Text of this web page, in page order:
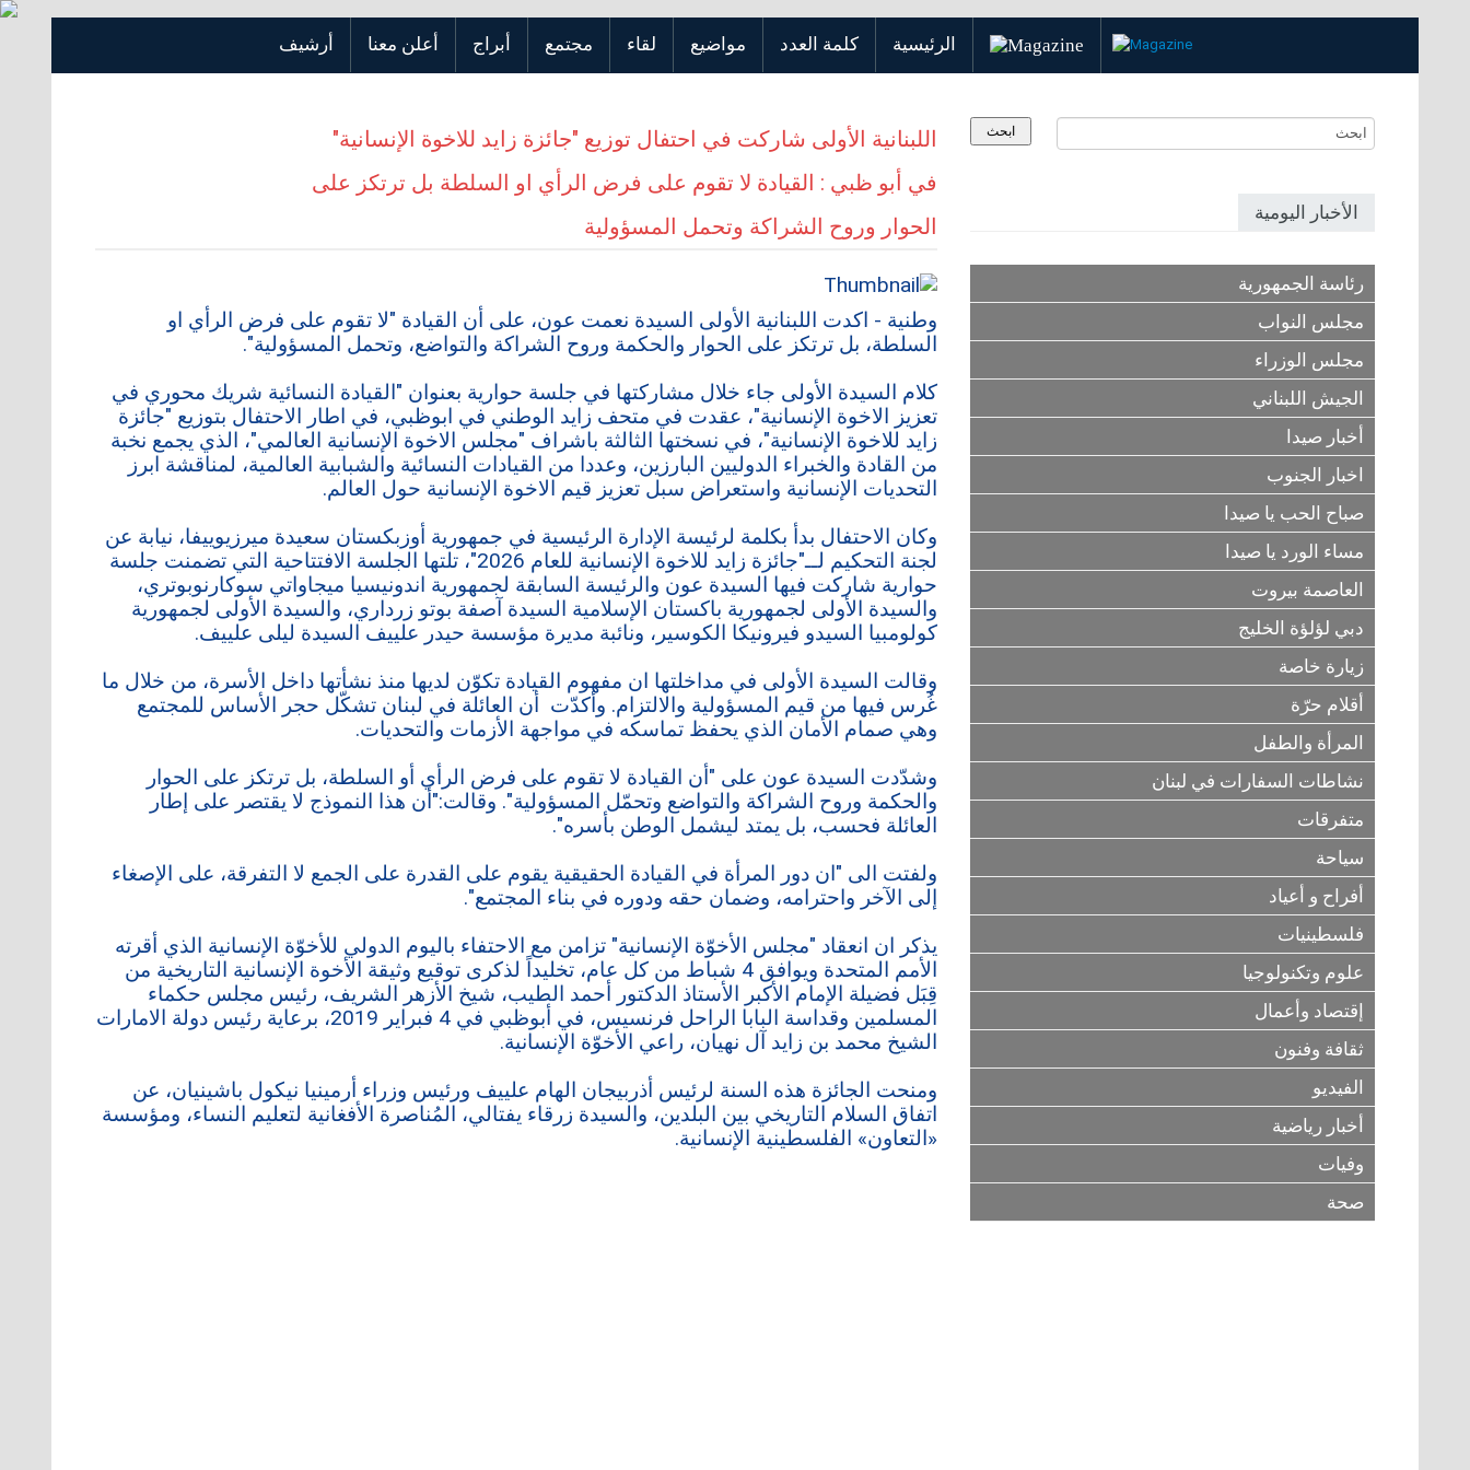
الرئيسية كلمة العدد مواضيع لقاء مجتمع أبراج أعلن معنا أرشيف
اللبنانية الأولى شاركت في احتفال توزيع "جائزة زايد للاخوة الإنسانية"
في أبو ظبي : القيادة لا تقوم على فرض الرأي او السلطة بل ترتكز على
الحوار وروح الشراكة وتحمل المسؤولية
وطنية - اكدت اللبنانية الأولى السيدة نعمت عون، على أن القيادة "لا تقوم على فرض الرأي او
السلطة، بل ترتكز على الحوار والحكمة وروح الشراكة والتواضع، وتحمل المسؤولية".
كلام السيدة الأولى جاء خلال مشاركتها في جلسة حوارية بعنوان "القيادة النسائية شريك محوري في
تعزيز الاخوة الإنسانية"، عقدت في متحف زايد الوطني في ابوظبي، في اطار الاحتفال بتوزيع "جائزة
زايد للاخوة الإنسانية"، في نسختها الثالثة باشراف "مجلس الاخوة الإنسانية العالمي"، الذي يجمع نخبة
من القادة والخبراء الدوليين البارزين، وعددا من القيادات النسائية والشبابية العالمية، لمناقشة ابرز
التحديات الإنسانية واستعراض سبل تعزيز قيم الاخوة الإنسانية حول العالم.
وكان الاحتفال بدأ بكلمة لرئيسة الإدارة الرئيسية في جمهورية أوزبكستان سعيدة ميرزيوييفا، نيابة عن
لجنة التحكيم لــ"جائزة زايد للاخوة الإنسانية للعام 2026"، تلتها الجلسة الافتتاحية التي تضمنت جلسة
حوارية شاركت فيها السيدة عون والرئيسة السابقة لجمهورية اندونيسيا ميجاواتي سوكارنوبوتري،
والسيدة الأولى لجمهورية باكستان الإسلامية السيدة آصفة بوتو زرداري، والسيدة الأولى لجمهورية
كولومبيا السيدو فيرونيكا الكوسير، ونائبة مديرة مؤسسة حيدر علييف السيدة ليلى علييف.
وقالت السيدة الأولى في مداخلتها ان مفهوم القيادة تكوّن لديها منذ نشأتها داخل الأسرة، من خلال ما
غُرس فيها من قيم المسؤولية والالتزام. وأكدّت أن العائلة في لبنان تشكّل حجر الأساس للمجتمع
وهي صمام الأمان الذي يحفظ تماسكه في مواجهة الأزمات والتحديات.
وشدّدت السيدة عون على "أن القيادة لا تقوم على فرض الرأي أو السلطة، بل ترتكز على الحوار
والحكمة وروح الشراكة والتواضع وتحمّل المسؤولية". وقالت:"أن هذا النموذج لا يقتصر على إطار
العائلة فحسب، بل يمتد ليشمل الوطن بأسره".
ولفتت الى "ان دور المرأة في القيادة الحقيقية يقوم على القدرة على الجمع لا التفرقة، على الإصغاء
إلى الآخر واحترامه، وضمان حقه ودوره في بناء المجتمع".
يذكر ان انعقاد "مجلس الأخوّة الإنسانية" تزامن مع الاحتفاء باليوم الدولي للأخوّة الإنسانية الذي أقرته
الأمم المتحدة ويوافق 4 شباط من كل عام، تخليداً لذكرى توقيع وثيقة الأخوة الإنسانية التاريخية من
قِبَل فضيلة الإمام الأكبر الأستاذ الدكتور أحمد الطيب، شيخ الأزهر الشريف، رئيس مجلس حكماء
المسلمين وقداسة البابا الراحل فرنسيس، في أبوظبي في 4 فبراير 2019، برعاية رئيس دولة الامارات
الشيخ محمد بن زايد آل نهيان، راعي الأخوّة الإنسانية.
ومنحت الجائزة هذه السنة لرئيس أذربيجان الهام علييف ورئيس وزراء أرمينيا نيكول باشينيان، عن
اتفاق السلام التاريخي بين البلدين، والسيدة زرقاء يفتالي، المُناصرة الأفغانية لتعليم النساء، ومؤسسة
«التعاون» الفلسطينية الإنسانية.
الأخبار اليومية
رئاسة الجمهورية
مجلس النواب
مجلس الوزراء
الجيش اللبناني
أخبار صيدا
اخبار الجنوب
صباح الحب يا صيدا
مساء الورد يا صيدا
العاصمة بيروت
دبي لؤلؤة الخليج
زيارة خاصة
أقلام حرّة
المرأة والطفل
نشاطات السفارات في لبنان
متفرقات
سياحة
أفراح و أعياد
فلسطينيات
علوم وتكنولوجيا
إقتصاد وأعمال
ثقافة وفنون
الفيديو
أخبار رياضية
وفيات
صحة